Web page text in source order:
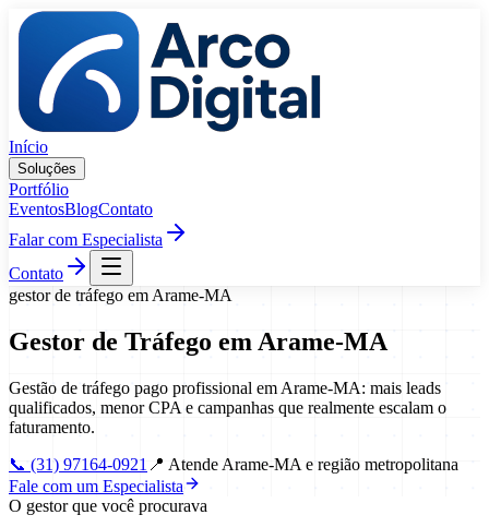
Pular para o conteúdo
Início
Soluções
Portfólio
EventosBlogContato
Falar com Especialista
Contato
gestor de tráfego em Arame-MA
Gestor de Tráfego em Arame-MA
Gestão de tráfego pago profissional em Arame-MA: mais leads
qualificados, menor CPA e campanhas que realmente escalam o
faturamento.
📞 (31) 97164-0921 📍 Atende Arame-MA e região metropolitana
Fale com um Especialista
O gestor que você procurava